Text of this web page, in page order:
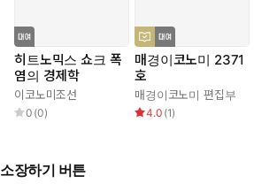
히트노믹스 쇼크 폭
염의 경제학
이코노미조선
0 (0)
매경이코노미 2371
호
매경이코노미 편집부
4.0 (1)
소장하기 버튼